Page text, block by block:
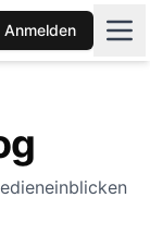
Anmelden